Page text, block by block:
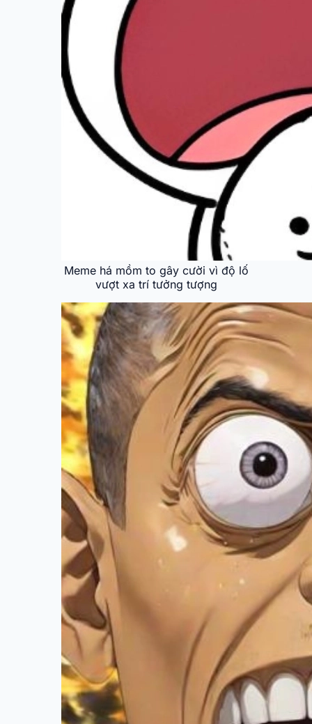
Meme há mồm to gây cười vì độ lố
vượt xa trí tưởng tượng